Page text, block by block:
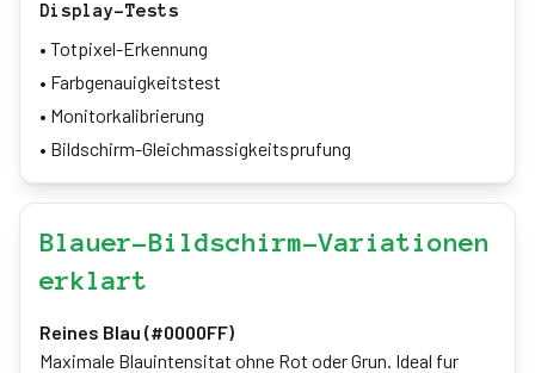
Display-Tests
• Totpixel-Erkennung
• Farbgenauigkeitstest
• Monitorkalibrierung
• Bildschirm-Gleichmassigkeitsprufung
Blauer-Bildschirm-Variationen
erklart
Reines Blau (#0000FF)
Maximale Blauintensitat ohne Rot oder Grun. Ideal fur